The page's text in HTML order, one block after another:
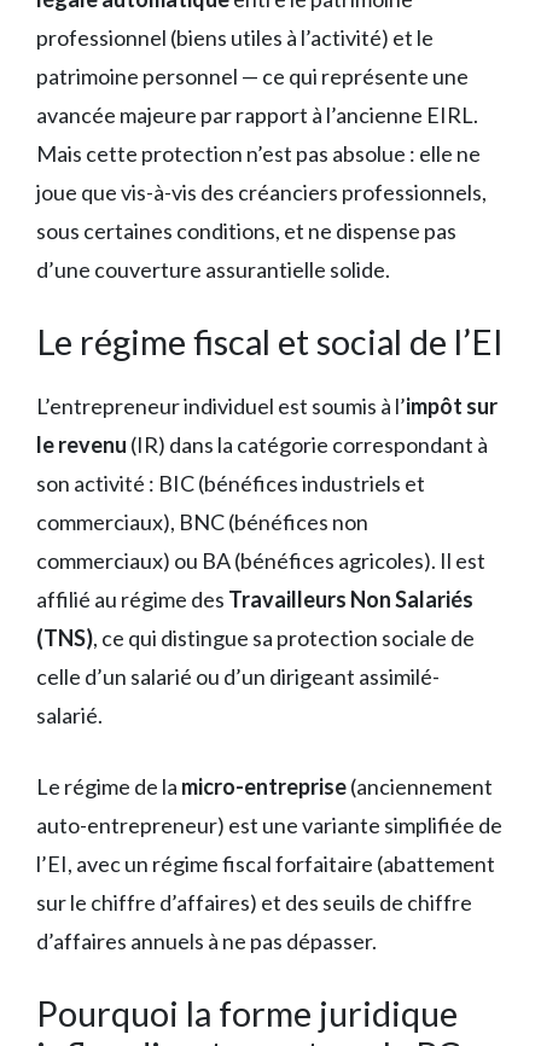
professionnel (biens utiles à l’activité) et le
patrimoine personnel — ce qui représente une
avancée majeure par rapport à l’ancienne EIRL.
Mais cette protection n’est pas absolue : elle ne
joue que vis-à-vis des créanciers professionnels,
sous certaines conditions, et ne dispense pas
d’une couverture assurantielle solide.
Le régime fiscal et social de l’EI
L’entrepreneur individuel est soumis à l’impôt sur
le revenu (IR) dans la catégorie correspondant à
son activité : BIC (bénéfices industriels et
commerciaux), BNC (bénéfices non
commerciaux) ou BA (bénéfices agricoles). Il est
affilié au régime des Travailleurs Non Salariés
(TNS), ce qui distingue sa protection sociale de
celle d’un salarié ou d’un dirigeant assimilé-
salarié.
Le régime de la micro-entreprise(anciennement
auto-entrepreneur) est une variante simplifiée de
l’EI, avec un régime fiscal forfaitaire (abattement
sur le chiffre d’affaires) et des seuils de chiffre
d’affaires annuels à ne pas dépasser.
Pourquoi la forme juridique